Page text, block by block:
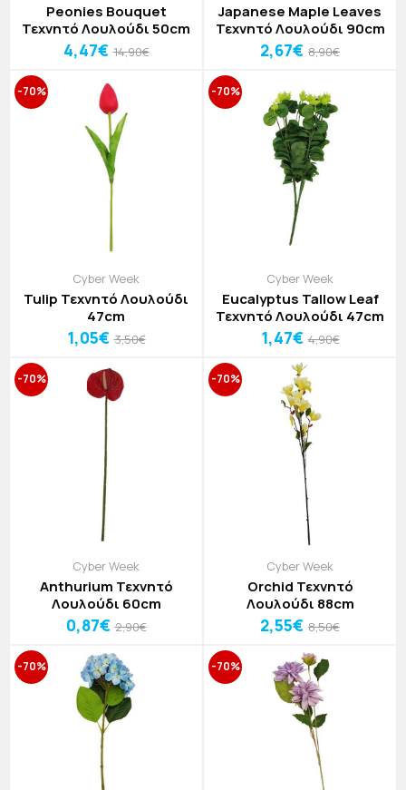
Peonies Bouquet
Τεχνητό Λουλούδι 50cm
4,47€ 14,90€
Japanese Maple Leaves
Τεχνητό Λουλούδι 90cm
2,67€ 8,90€
-70%
Cyber Week
Tulip Τεχνητό Λουλούδι
47cm
1,05€ 3,50€
-70%
Cyber Week
Eucalyptus Tallow Leaf
Τεχνητό Λουλούδι 47cm
1,47€ 4,90€
-70%
Cyber Week
Anthurium Τεχνητό
Λουλούδι 60cm
0,87€ 2,90€
-70%
Cyber Week
Orchid Τεχνητό
Λουλούδι 88cm
2,55€ 8,50€
-70% -70%